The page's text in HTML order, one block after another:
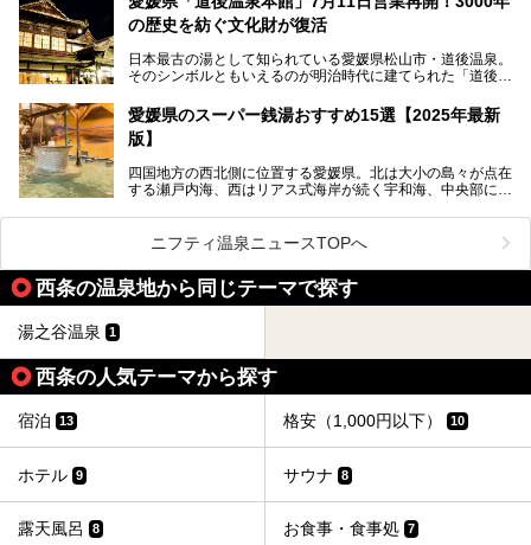
きたくなること間違いなし！
す。
ト。今回はニフティ温泉ライターである筆者自ら宿泊し、名
物の大露天風呂「翠明の湯」の全浴槽をご紹介。また、パブ
その魅力をご紹介します！
の歴史を紡ぐ文化財が復活
日本最古の湯として知られている愛媛県松山市・道後温泉。
そのシンボルともいえるのが明治時代に建てられた「道後温
いた保存修理工事が終わり、いよいよ2024年7月11日から
全館営業再開となります。
愛媛県のスーパー銭湯おすすめ15選【2025年最新
版】
四国地方の西北側に位置する愛媛県。北は大小の島々が点在
する瀬戸内海、西はリアス式海岸が続く宇和海、中央部には
な自然と、温暖な気候が魅力の県です。
日本最古の温泉といわれる道後温泉を筆頭に、多くの温泉が
ある愛媛県は、スーパー銭湯も豊富です。中には、中四国地
方を代表する人気の施設も。今回は、愛媛県の誇るスーパー
銭湯をピックアップしました。
ニフティ温泉ニュースTOPへ
西条の温泉地から同じテーマで探す
湯之谷温泉 1
西条の人気テーマから探す
宿泊 13 格安（1,000円以下） 10
ホテル 9 サウナ 8
露天風呂 8 お食事・食事処 7